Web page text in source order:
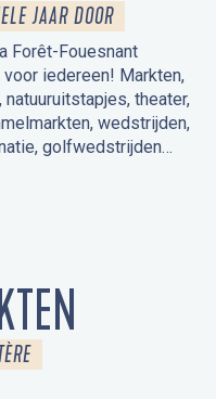
JAAR DOOR
Forêt-Fouesnant
iedereen! Markten,
theater,
wedstrijden,
golfwedstrijden…